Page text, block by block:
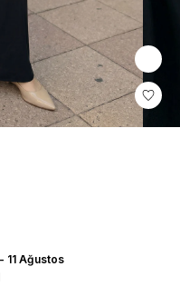
11 Ağustos